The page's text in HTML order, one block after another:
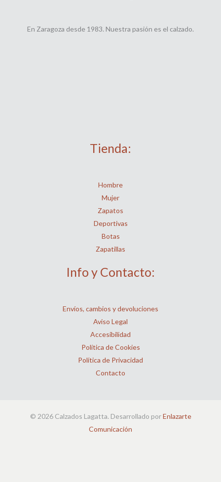
En Zaragoza desde 1983. Nuestra pasión es el calzado.
Tienda:
Hombre
Mujer
Zapatos
Deportivas
Botas
Zapatillas
Info y Contacto:
Envíos, cambios y devoluciones
Aviso Legal
Accesibilidad
Política de Cookies
Política de Privacidad
Contacto
© 2026 Calzados Lagatta. Desarrollado porEnlazarte
Comunicación